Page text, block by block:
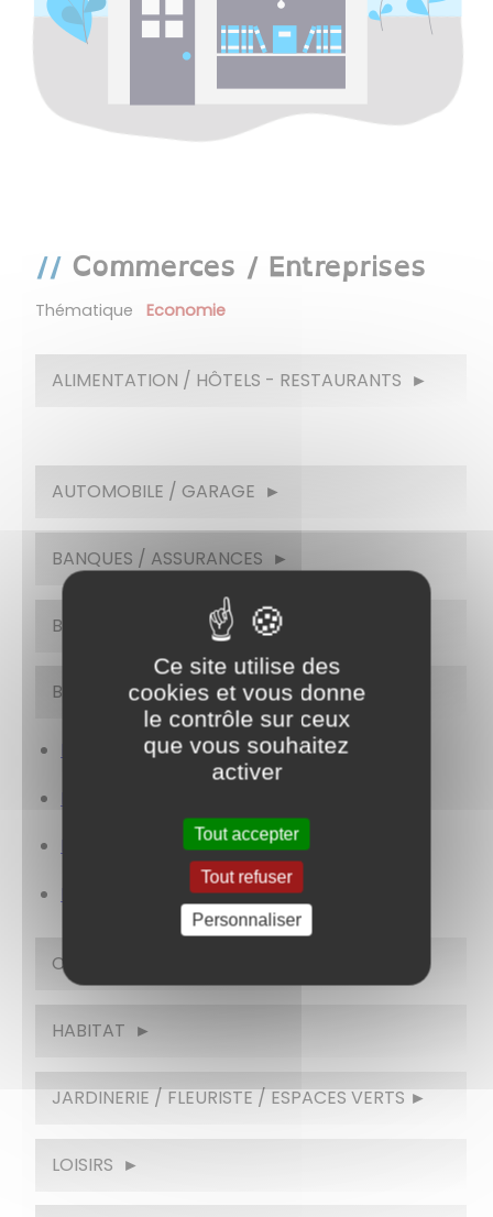
Commerces / Entreprises
Thématique Economie
ALIMENTATION / HÔTELS - RESTAURANTS
AUTOMOBILE / GARAGE
BANQUES / ASSURANCES
BIEN-ÊTRE / ESTHÉTIQUE
BOULANGERIE / PÂTISSERIE
Boulangerie Maison Barbière
Pâtisserie chocolaterie Boucaud
CAFÉ / BAR / TABAC / PRESSE
HABITAT
JARDINERIE / FLEURISTE / ESPACES VERTS
LOISIRS
Ce site utilise des
cookies et vous donne
le contrôle sur ceux
que vous souhaitez
activer
Tout accepter
Tout refuser
Personnaliser